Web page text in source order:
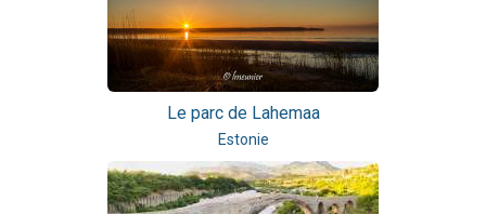
Le parc de Lahemaa
Estonie